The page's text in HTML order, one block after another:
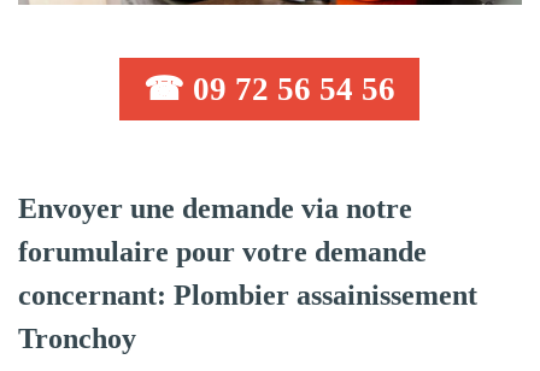
☎ 09 72 56 54 56
Envoyer une demande via notre
forumulaire pour votre demande
concernant: Plombier assainissement
Tronchoy